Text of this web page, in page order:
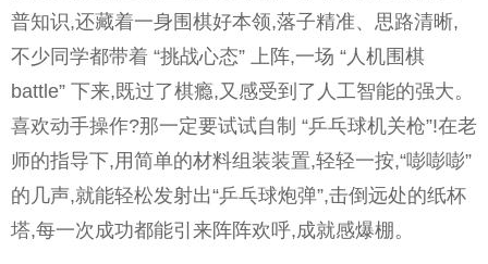
普知识,还藏着一身围棋好本领,落子精准、思路清晰,
不少同学都带着 “挑战心态” 上阵,一场 “人机围棋
battle” 下来,既过了棋瘾,又感受到了人工智能的强大。
喜欢动手操作?那一定要试试自制 “乒乓球机关枪”!在老
师的指导下,用简单的材料组装装置,轻轻一按,“嘭嘭嘭”
的几声,就能轻松发射出“乒乓球炮弹”,击倒远处的纸杯
塔,每一次成功都能引来阵阵欢呼,成就感爆棚。